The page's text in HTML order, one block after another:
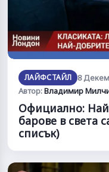
ЛАЙФСТАЙЛ
8
Автор:Владимир
Официално:
барове в света
списък)